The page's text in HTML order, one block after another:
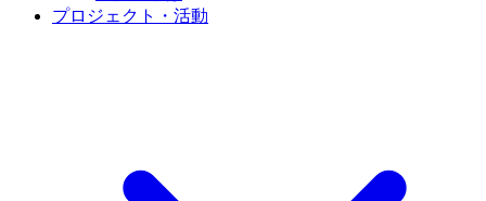
プロジェクト・活動